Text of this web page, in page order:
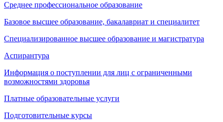
Среднее профессиональное образование
Базовое высшее образование, бакалавриат и специалитет
Специализированное высшее образование и магистратура
Аспирантура
Информация о поступлении для лиц с ограниченными
возможностями здоровья
Платные образовательные услуги
Подготовительные курсы